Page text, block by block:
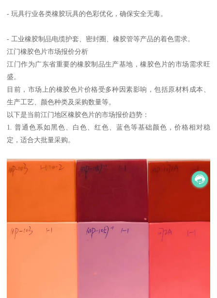
- 玩具行业各类橡胶玩具的色彩优化，确保安全无毒。
- 工业橡胶制品电缆护套、密封圈、橡胶管等产品的着色需求。
江门橡胶色片市场报价分析
江门作为广东省重要的橡胶制品生产基地，橡胶色片的市场需求旺
盛。
目前，市场上的橡胶色片价格受多种因素影响，包括原材料成本、
生产工艺、颜色种类及采购数量等。
以下是当前江门地区橡胶色片的市场报价趋势：
1. 普通色系如黑色、白色、红色、蓝色等基础颜色，价格相对稳
定，适合大批量采购。